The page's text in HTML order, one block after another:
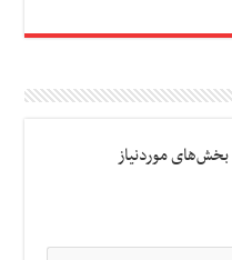
بخش‌های موردنیاز